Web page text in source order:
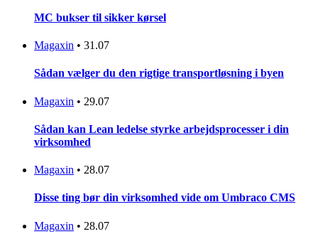
MC bukser til sikker kørsel
Magaxin • 31.07
Sådan vælger du den rigtige transportløsning i byen
Magaxin • 29.07
Sådan kan Lean ledelse styrke arbejdsprocesser i din
virksomhed
Magaxin • 28.07
Disse ting bør din virksomhed vide om Umbraco CMS
Magaxin • 28.07